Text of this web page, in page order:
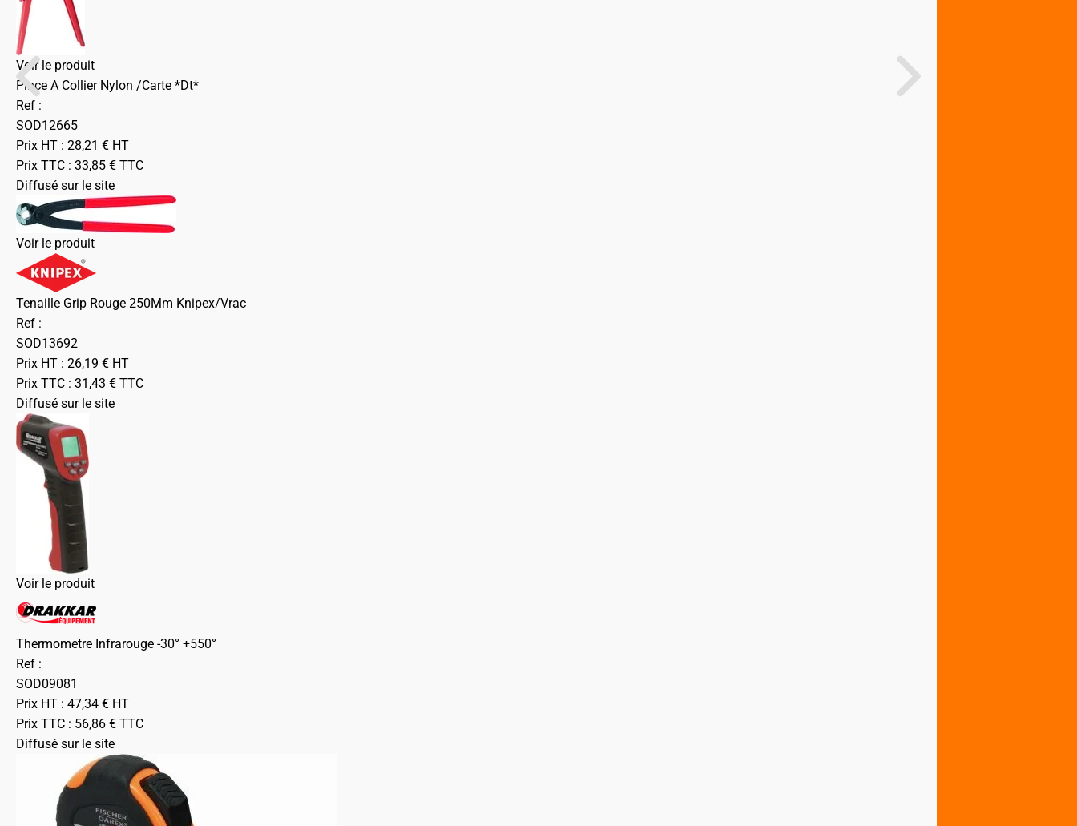
Voir le produit
Pince A Collier Nylon /Carte *Dt*
Ref :
SOD12665
Prix HT : 28,21 € HT
Prix TTC : 33,85 € TTC
Diffusé sur le site
Voir le produit
Tenaille Grip Rouge 250Mm Knipex/Vrac
Ref :
SOD13692
Prix HT : 26,19 € HT
Prix TTC : 31,43 € TTC
Diffusé sur le site
Voir le produit
Thermometre Infrarouge -30° +550°
Ref :
SOD09081
Prix HT : 47,34 € HT
Prix TTC : 56,86 € TTC
Diffusé sur le site